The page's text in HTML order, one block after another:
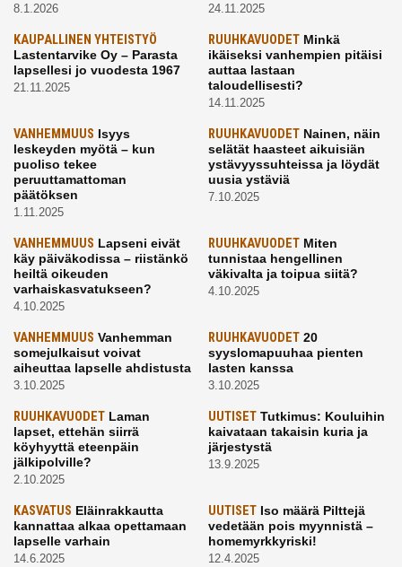
8.1.2026 24.11.2025
KAUPALLINEN YHTEISTYÖ
Lastentarvike Oy – Parasta
lapsellesi jo vuodesta 1967
21.11.2025
RUUHKAVUODETMinkä
ikäiseksi vanhempien pitäisi
auttaa lastaan
taloudellisesti?
14.11.2025
VANHEMMUUS Isyys
leskeyden myötä – kun
puoliso tekee
peruuttamattoman
päätöksen
1.11.2025
RUUHKAVUODETNainen, näin
selätät haasteet aikuisiän
ystävyyssuhteissa ja löydät
uusia ystäviä
7.10.2025
VANHEMMUUS Lapseni eivät
käy päiväkodissa – riistänkö
heiltä oikeuden
varhaiskasvatukseen?
4.10.2025
RUUHKAVUODETMiten
tunnistaa hengellinen
väkivalta ja toipua siitä?
4.10.2025
VANHEMMUUS Vanhemman
somejulkaisut voivat
aiheuttaa lapselle ahdistusta
3.10.2025
RUUHKAVUODET20
syyslomapuuhaa pienten
lasten kanssa
3.10.2025
RUUHKAVUODET Laman
lapset, ettehän siirrä
köyhyyttä eteenpäin
jälkipolville?
2.10.2025
UUTISETTutkimus: Kouluihin
kaivataan takaisin kuria ja
järjestystä
13.9.2025
KASVATUS Eläinrakkautta
kannattaa alkaa opettamaan
lapselle varhain
14.6.2025
UUTISETIso määrä Pilttejä
vedetään pois myynnistä –
homemyrkkyriski!
12.4.2025